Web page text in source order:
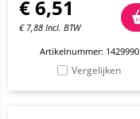
€6,51
€ 7,88 Incl. BTW
Artikelnummer: 1429990
Vergelijken